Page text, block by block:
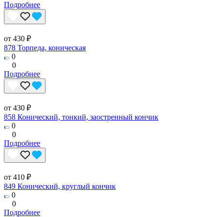
Подробнее
от 430 ₽
878 Торпеда, коническая
0
0
Подробнее
от 430 ₽
858 Конический, тонкий, заостренный кончик
0
0
Подробнее
от 410 ₽
849 Конический, круглый кончик
0
0
Подробнее